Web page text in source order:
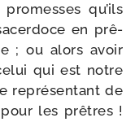
qu’ils
en prê­
; ou alors avoir
qui est notre
repré­sen­tant de
les prêtres !